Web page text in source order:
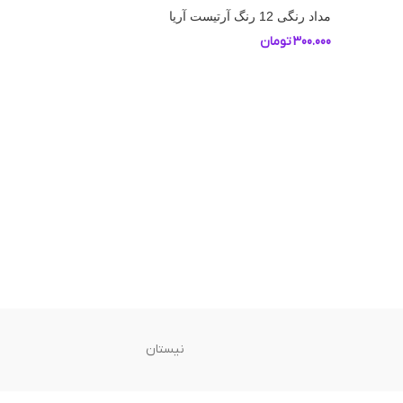
مداد رنگی 12 رنگ آرتیست آریا
300.000تومان
نیستان